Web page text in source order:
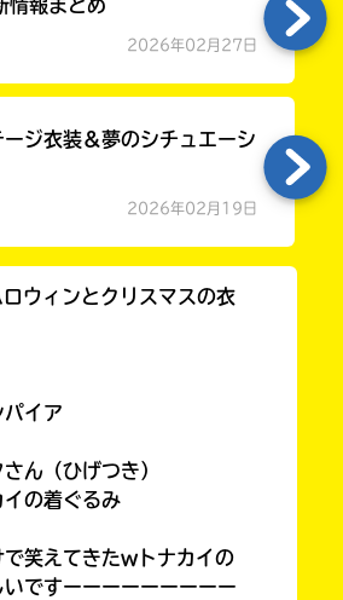
報まとめ
2026年02月27日
ージ衣装＆夢のシチュエーシ
2026年02月19日
ウィンとクリスマスの衣
イア
ん（ひげつき）
の着ぐるみ
で笑えてきたwトナカイの
ですーーーーーーーーー